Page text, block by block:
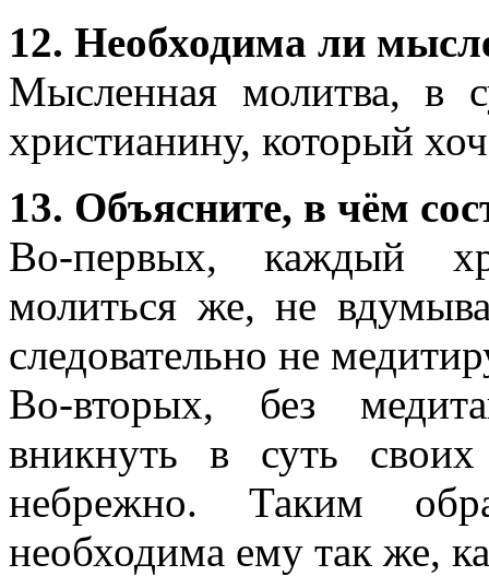
12. Необходима ли
Мысленная молитва, в
христианину, который
13. Объясните, в чём
Во-первых, каждый
молиться же, не
следовательно не
Во-вторых, без
вникнуть в суть
небрежно. Таким
необходима ему так же,